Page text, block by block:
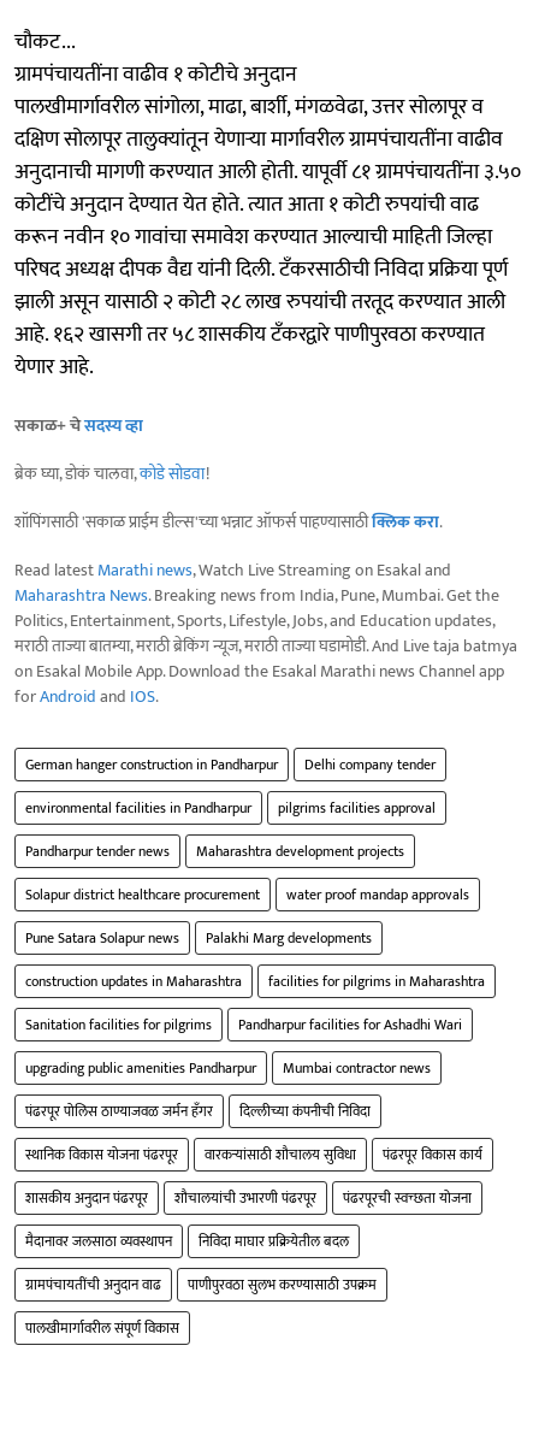
चौकट...
ग्रामपंचायतींना वाढीव १ कोटीचे अनुदान
पालखीमार्गावरील सांगोला, माढा, बार्शी, मंगळवेढा, उत्तर सोलापूर व
दक्षिण सोलापूर तालुक्यांतून येणाऱ्या मार्गावरील ग्रामपंचायतींना वाढीव
अनुदानाची मागणी करण्यात आली होती. यापूर्वी ८१ ग्रामपंचायतींना ३.५०
कोटींचे अनुदान देण्यात येत होते. त्यात आता १ कोटी रुपयांची वाढ
करून नवीन १० गावांचा समावेश करण्यात आल्याची माहिती जिल्हा
परिषद अध्यक्ष दीपक वैद्य यांनी दिली. टँकरसाठीची निविदा प्रक्रिया पूर्ण
झाली असून यासाठी २ कोटी २८ लाख रुपयांची तरतूद करण्यात आली
आहे. १६२ खासगी तर ५८ शासकीय टँकरद्वारे पाणीपुरवठा करण्यात
येणार आहे.
सकाळ+ चेसदस्य व्हा
ब्रेक घ्या, डोकं चालवा,कोडे सोडवा!
शॉपिंगसाठी 'सकाळ प्राईम डील्स'च्या भन्नाट ऑफर्स पाहण्यासाठीक्लिक करा.
Read latestMarathi news, Watch Live Streaming on Esakal and
Maharashtra News. Breaking news from India, Pune, Mumbai. Get the
Politics, Entertainment, Sports, Lifestyle, Jobs, and Education updates,
मराठी ताज्या बातम्या, मराठी ब्रेकिंग न्यूज, मराठी ताज्या घडामोडी. And Live taja batmya
on Esakal Mobile App. Download the Esakal Marathi news Channel app
forAndroidand IOS.
German hanger construction in Pandharpur
Delhi company tender
environmental facilities in Pandharpur
pilgrims facilities approval
Pandharpur tender news
Maharashtra development projects
Solapur district healthcare procurement
water proof mandap approvals
Pune Satara Solapur news
Palakhi Marg developments
construction updates in Maharashtra
facilities for pilgrims in Maharashtra
Sanitation facilities for pilgrims
Pandharpur facilities for Ashadhi Wari
upgrading public amenities Pandharpur
Mumbai contractor news
पंढरपूर पोलिस ठाण्याजवळ जर्मन हॅंगर
दिल्लीच्या कंपनीची निविदा
स्थानिक विकास योजना पंढरपूर
वारकऱ्यांसाठी शौचालय सुविधा
पंढरपूर विकास कार्य
शासकीय अनुदान पंढरपूर
शौचालयांची उभारणी पंढरपूर
पंढरपूरची स्वच्छता योजना
मैदानावर जलसाठा व्यवस्थापन
निविदा माघार प्रक्रियेतील बदल
ग्रामपंचायतींची अनुदान वाढ
पाणीपुरवठा सुलभ करण्यासाठी उपक्रम
पालखीमार्गावरील संपूर्ण विकास